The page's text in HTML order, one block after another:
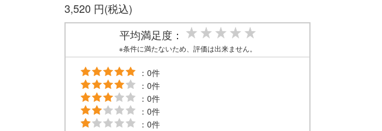
3,520 円(税込)
平均満足度：
※条件に満たないため、評価は出来ません。
：0件
：0件
：0件
：0件
：0件